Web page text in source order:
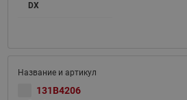
DX
131B4206